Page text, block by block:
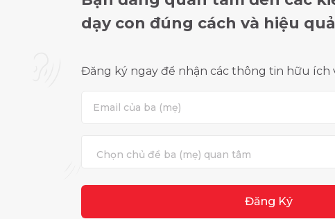
dạy con đúng cách và hiệu
Đăng ký ngay để nhận các thông tin hữu ích
Đăng Ký